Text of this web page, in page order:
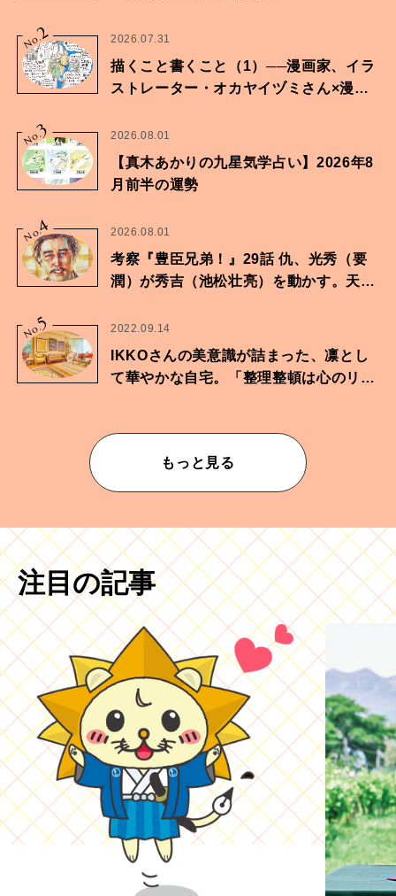
No.2 2026.07.31
描くこと書くこと（1）──漫画家、イラ
ストレーター・オカヤイヅミさん×漫画
No.
3 2026.08.01
【真木あかりの九星気学占い】2026年8
月前半の運勢
No.
4 2026.08.01
考察『豊臣兄弟！』29話 仇、光秀（要
潤）が秀吉（池松壮亮）を動かす。天下
No.
5 2022.09.14
IKKOさんの美意識が詰まった、凛とし
て華やかな自宅。「整理整頓は心のリズ
もっと見る
注目の記事